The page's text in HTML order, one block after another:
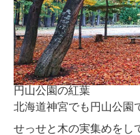
円山公園の紅葉
北海道神宮でも円山公園
せっせと木の実集めをし